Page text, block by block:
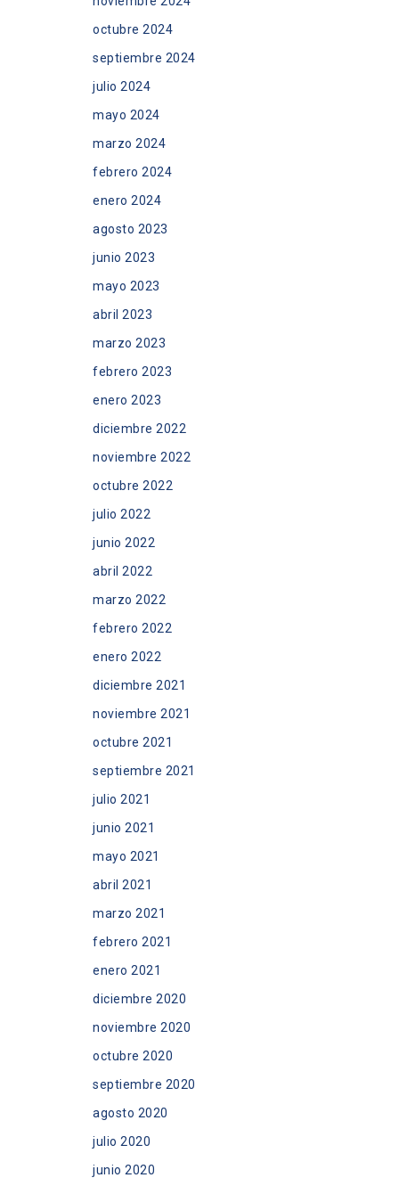
octubre 2024
septiembre 2024
julio 2024
mayo 2024
marzo 2024
febrero 2024
enero 2024
agosto 2023
junio 2023
mayo 2023
abril 2023
marzo 2023
febrero 2023
enero 2023
diciembre 2022
noviembre 2022
octubre 2022
julio 2022
junio 2022
abril 2022
marzo 2022
febrero 2022
enero 2022
diciembre 2021
noviembre 2021
octubre 2021
septiembre 2021
julio 2021
junio 2021
mayo 2021
abril 2021
marzo 2021
febrero 2021
enero 2021
diciembre 2020
noviembre 2020
octubre 2020
septiembre 2020
agosto 2020
julio 2020
junio 2020